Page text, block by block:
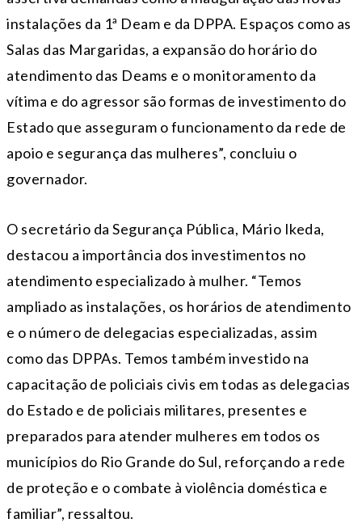
instalações da 1ª Deam e da DPPA. Espaços como as
Salas das Margaridas, a expansão do horário do
atendimento das Deams e o monitoramento da
vítima e do agressor são formas de investimento do
Estado que asseguram o funcionamento da rede de
apoio e segurança das mulheres”, concluiu o
governador.
O secretário da Segurança Pública, Mário Ikeda,
destacou a importância dos investimentos no
atendimento especializado à mulher. “Temos
ampliado as instalações, os horários de atendimento
e o número de delegacias especializadas, assim
como das DPPAs. Temos também investido na
capacitação de policiais civis em todas as delegacias
do Estado e de policiais militares, presentes e
preparados para atender mulheres em todos os
municípios do Rio Grande do Sul, reforçando a rede
de proteção e o combate à violência doméstica e
familiar”, ressaltou.